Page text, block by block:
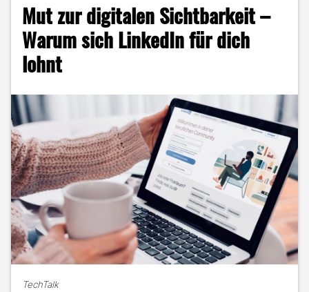
OP
–
Facefilter
in
der
Mut zur digitalen Sichtbarkeit –
Warum sich LinkedIn für dich
lohnt
TechTalk